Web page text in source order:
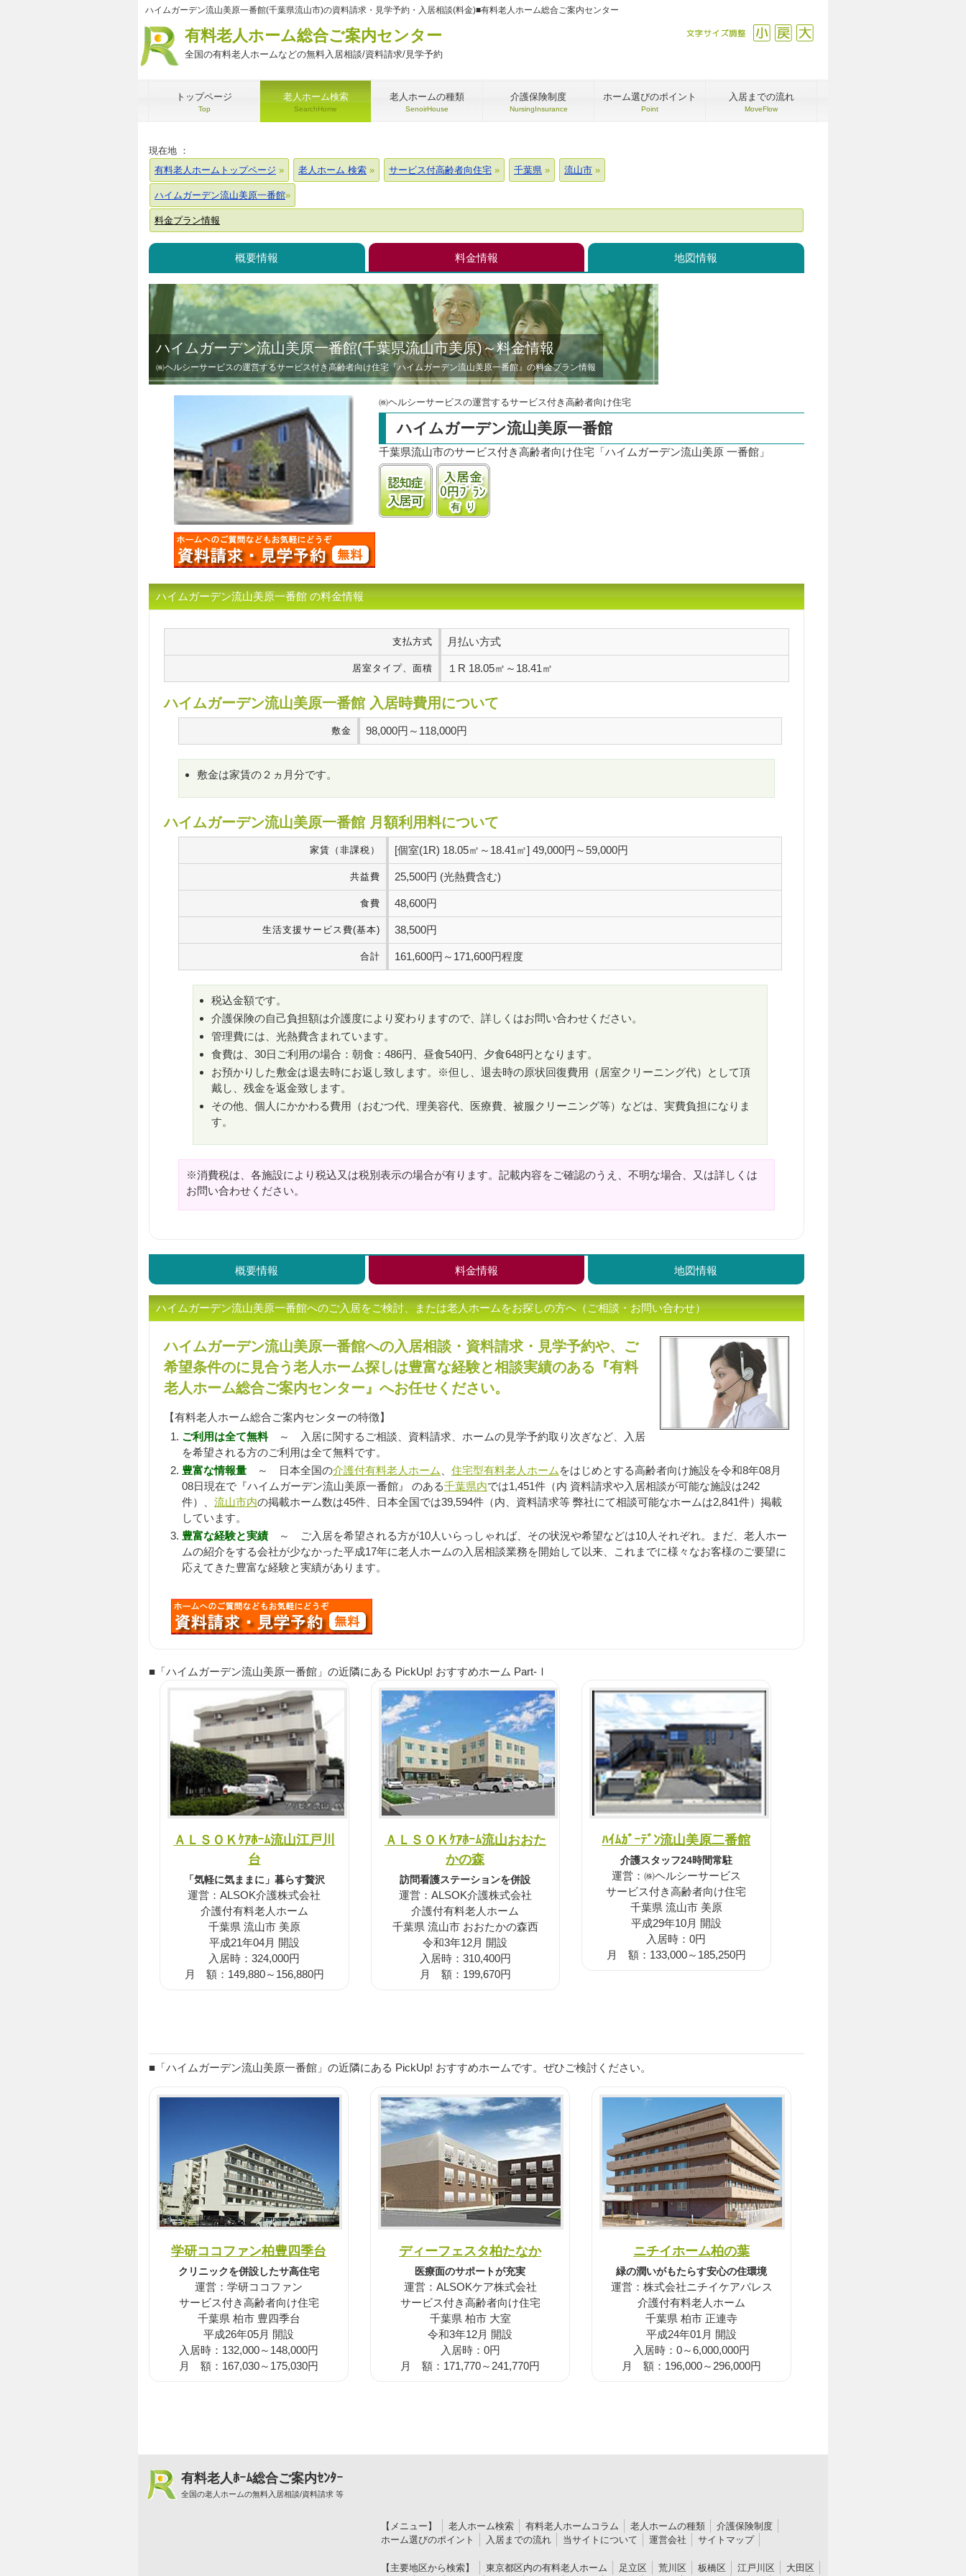
ハイムガーデン流山美原一番館(千葉県流山市)の資料請求・見学予約・入居相談(料金)■有料老人ホーム総合ご案内センター
有料老人ホーム総合ご案内センター
全国の有料老人ホームなどの無料入居相談/資料請求/見学予約
戻す
縮小
文字サイズ調整
トップページ
Top
老人ホーム検索
SearchHome
老人ホームの種類
SenoirHouse
介護保険制度
NursingInsurance
ホーム選びのポイント
Point
入居までの流れ
MoveFlow
現在地 ：
有料老人ホームトップページ
老人ホーム 検索 サービス付高齢者向住宅 千葉県 流山市
ハイムガーデン流山美原一番館
料金プラン情報
概要情報 料金情報 地図情報
ハイムガーデン流山美原一番館(千葉県流山市美原)～料金情報
㈱ヘルシーサービスの運営するサービス付き高齢者向け住宅『ハイムガーデン流山美原一番館』の料金プラン情報
㈱ヘルシーサービスの運営するサービス付き高齢者向け住宅
ハイムガーデン流山美原一番館
千葉県流山市のサービス付き高齢者向け住宅「ハイムガーデン流山美原 一番館」
認知症受け入れ可
ハイムガーデン流山美原一番館 の料金情報
支払方式 月払い方式
居室タイプ、面積 １R 18.05㎡～18.41㎡
ハイムガーデン流山美原一番館 入居時費用について
敷金 98,000円～118,000円
敷金は家賃の２ヵ月分です。
ハイムガーデン流山美原一番館 月額利用料について
家賃（非課税） [個室(1R) 18.05㎡～18.41㎡] 49,000円～59,000円
共益費 25,500円 (光熱費含む)
食費 48,600円
生活支援サービス費(基本) 38,500円
合計 161,600円～171,600円程度
税込金額です。
介護保険の自己負担額は介護度により変わりますので、詳しくはお問い合わせください。
管理費には、光熱費含まれています。
食費は、30日ご利用の場合：朝食：486円、昼食540円、夕食648円となります。
お預かりした敷金は退去時にお返し致します。※但し、退去時の原状回復費用（居室クリーニング代）として頂
戴し、残金を返金致します。
その他、個人にかかわる費用（おむつ代、理美容代、医療費、被服クリーニング等）などは、実費負担になりま
す。
※消費税は、各施設により税込又は税別表示の場合が有ります。記載内容をご確認のうえ、不明な場合、又は詳しくは
お問い合わせください。
概要情報 料金情報 地図情報
ハイムガーデン流山美原一番館へのご入居をご検討、または老人ホームをお探しの方へ（ご相談・お問い合わせ）
ハイムガーデン流山美原一番館への入居相談・資料請求・見学予約や、ご
希望条件のに見合う老人ホーム探しは豊富な経験と相談実績のある『有料
老人ホーム総合ご案内センター』へお任せください。
【有料老人ホーム総合ご案内センターの特徴】
ご利用は全て無料～ 入居に関するご相談、資料請求、ホームの見学予約取り次ぎなど、入居
を希望される方のご利用は全て無料です。
豊富な情報量 ～ 日本全国の介護付有料老人ホーム 住宅型有料老人ホーム をはじめとする高齢者向け施設を令和8年08月
08日現在で『ハイムガーデン流山美原一番館』 のある千葉県内では1,451件（内 資料請求や入居相談が可能な施設は242
件）、 流山市内の掲載ホーム数は45件、日本全国では39,594件（内、資料請求等 弊社にて相談可能なホームは2,841件）掲載
しています。
豊富な経験と実績～ ご入居を希望される方が10人いらっしゃれば、その状況や希望などは10人それぞれ。まだ、老人ホー
ムの紹介をする会社が少なかった平成17年に老人ホームの入居相談業務を開始して以来、これまでに様々なお客様のご要望に
応えてきた豊富な経験と実績があります。
■「ハイムガーデン流山美原一番館」の近隣にある PickUp! おすすめホーム Part-Ⅰ
ＡＬＳＯＫｹｱﾎｰﾑ流山江戸川
台
「気軽に気ままに」暮らす贅沢
運営：ALSOK介護株式会社
介護付有料老人ホーム
千葉県 流山市 美原
平成21年04月 開設
入居時：324,000円
月 額：149,880～156,880円
ＡＬＳＯＫｹｱﾎｰﾑ流山おおた
かの森
訪問看護ステーションを併設
運営：ALSOK介護株式会社
介護付有料老人ホーム
千葉県 流山市 おおたかの森西
令和3年12月 開設
入居時：310,400円
月 額：199,670円
ﾊｲﾑｶﾞｰﾃﾞﾝ流山美原二番館
介護スタッフ24時間常駐
運営：㈱ヘルシーサービス
サービス付き高齢者向け住宅
千葉県 流山市 美原
平成29年10月 開設
入居時：0円
月 額：133,000～185,250円
■「ハイムガーデン流山美原一番館」の近隣にある PickUp! おすすめホームです。ぜひご検討ください。
学研ココファン柏豊四季台
クリニックを併設したサ高住宅
運営：学研ココファン
サービス付き高齢者向け住宅
千葉県 柏市 豊四季台
平成26年05月 開設
入居時：132,000～148,000円
月 額：167,030～175,030円
ディーフェスタ柏たなか
医療面のサポートが充実
運営：ALSOKケア株式会社
サービス付き高齢者向け住宅
千葉県 柏市 大室
令和3年12月 開設
入居時：0円
月 額：171,770～241,770円
ニチイホーム柏の葉
緑の潤いがもたらす安心の住環境
運営：株式会社ニチイケアパレス
介護付有料老人ホーム
千葉県 柏市 正連寺
平成24年01月 開設
入居時：0～6,000,000円
月 額：196,000～296,000円
有料老人ﾎｰﾑ総合ご案内ｾﾝﾀｰ
全国の老人ホームの無料入居相談/資料請求 等
【メニュー】 老人ホーム検索 有料老人ホームコラム 老人ホームの種類
介護保険制度
ホーム選びのポイント
入居までの流れ 当サイトについて 運営会社 サイトマップ
【主要地区から検索】 東京都区内の有料老人ホーム 足立区 荒川区 板橋区 江戸川区 大田区